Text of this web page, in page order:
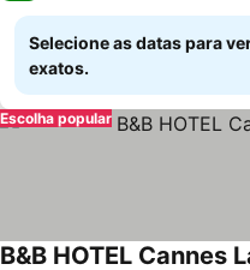
Selecione as datas para
exatos.
Escolha popular
B&B HOTEL Cannes